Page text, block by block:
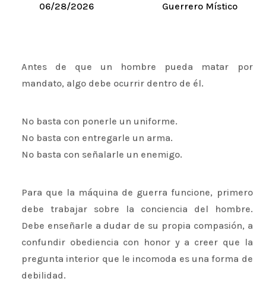
06/28/2026 Guerrero Místico
Antes de que un hombre pueda matar por
mandato, algo debe ocurrir dentro de él.
No basta con ponerle un uniforme.
No basta con entregarle un arma.
No basta con señalarle un enemigo.
Para que la máquina de guerra funcione, primero
debe trabajar sobre la conciencia del hombre.
Debe enseñarle a dudar de su propia compasión, a
confundir obediencia con honor y a creer que la
pregunta interior que le incomoda es una forma de
debilidad.